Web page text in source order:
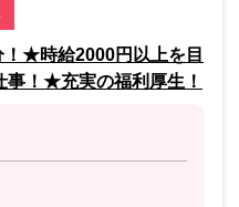
★時給2000円以上を目
！★充実の福利厚生！